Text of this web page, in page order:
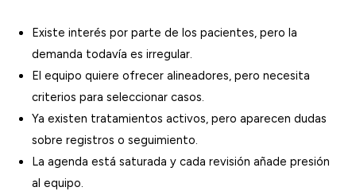
Existe interés por parte de los pacientes, pero la
demanda todavía es irregular.
El equipo quiere ofrecer alineadores, pero necesita
criterios para seleccionar casos.
Ya existen tratamientos activos, pero aparecen dudas
sobre registros o seguimiento.
La agenda está saturada y cada revisión añade presión
al equipo.